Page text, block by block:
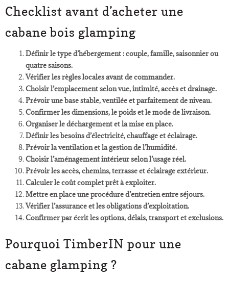
Checklist avant d’acheter une
cabane bois glamping
Définir le type d’hébergement : couple, famille, saisonnier ou
quatre saisons.
Vérifier les règles locales avant de commander.
Choisir l’emplacement selon vue, intimité, accès et drainage.
Prévoir une base stable, ventilée et parfaitement de niveau.
Confirmer les dimensions, le poids et le mode de livraison.
Organiser le déchargement et la mise en place.
Définir les besoins d’électricité, chauffage et éclairage.
Prévoir la ventilation et la gestion de l’humidité.
Choisir l’aménagement intérieur selon l’usage réel.
Prévoir les accès, chemins, terrasse et éclairage extérieur.
Calculer le coût complet prêt à exploiter.
Mettre en place une procédure d’entretien entre séjours.
Vérifier l’assurance et les obligations d’exploitation.
Confirmer par écrit les options, délais, transport et exclusions.
Pourquoi TimberIN pour une
cabane glamping ?